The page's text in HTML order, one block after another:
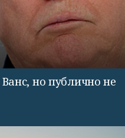
но публично не